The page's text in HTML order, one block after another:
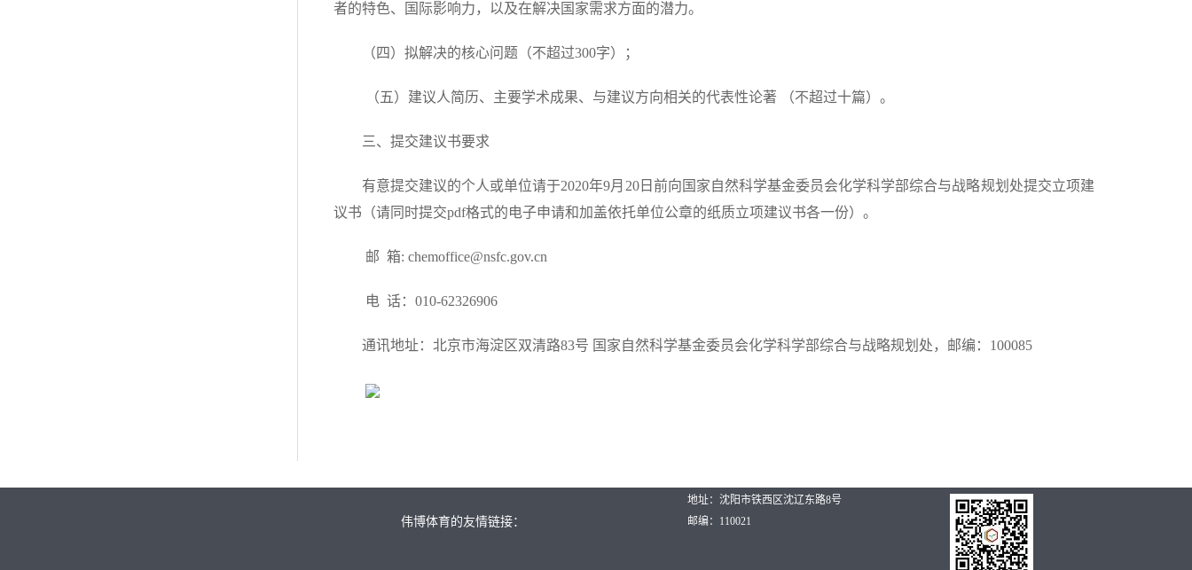
者的特色、国际影响力，以及在解决国家需求方面的潜力。
（四）拟解决的核心问题（不超过300字）；
（五）建议人简历、主要学术成果、与建议方向相关的代表性论著 （不超过十篇）。
三、提交建议书要求
有意提交建议的个人或单位请于2020年9月20日前向国家自然科学基金委员会化学科学部综合与战略规划处提交立项建
议书（请同时提交pdf格式的电子申请和加盖依托单位公章的纸质立项建议书各一份）。
邮 箱: chemoffice@nsfc.gov.cn
电 话：010-62326906
通讯地址：北京市海淀区双清路83号 国家自然科学基金委员会化学科学部综合与战略规划处，邮编：100085
伟博体育的友情链接：
地址：沈阳市铁西区沈辽东路8号
邮编：110021